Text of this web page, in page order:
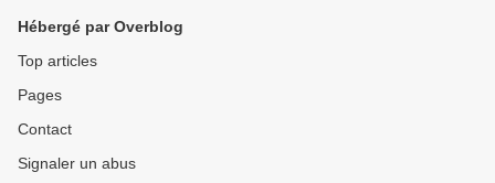
Hébergé par Overblog
Top articles
Pages
Contact
Signaler un abus